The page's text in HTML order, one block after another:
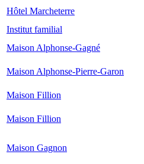
Hôtel Marcheterre
Institut familial
Maison Alphonse-Gagné
Maison Alphonse-Pierre-Garon
Maison Fillion
Maison Fillion
Maison Gagnon